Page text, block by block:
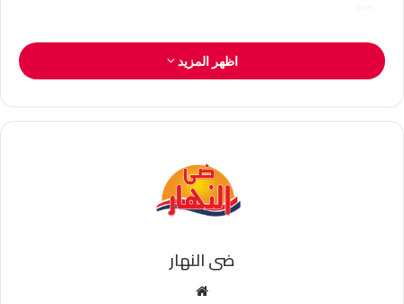
اظهر المزيد
ضى النهار